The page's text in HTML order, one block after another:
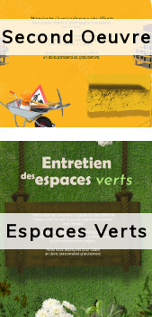
Second Oeuvre
Espaces Verts